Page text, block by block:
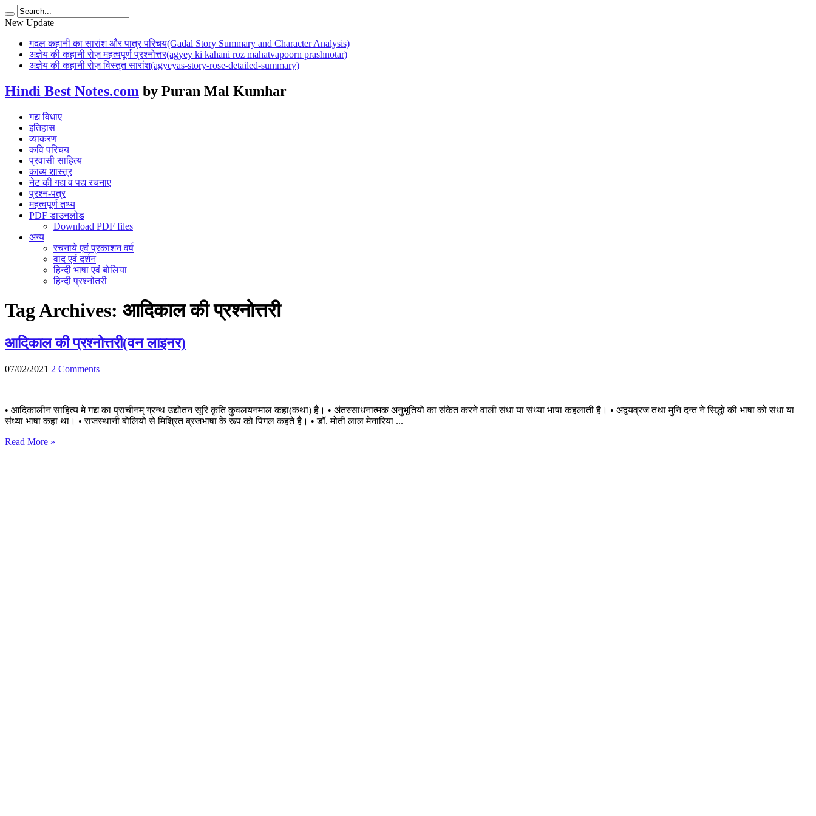
New Update
गदल कहानी का सारांश और पात्र परिचय(Gadal Story Summary and Character Analysis)
अज्ञेय की कहानी रोज़ महत्वपूर्ण प्रश्नोत्तर(agyey ki kahani roz mahatvapoorn prashnotar)
अज्ञेय की कहानी रोज़ विस्तृत सारांश(agyeyas-story-rose-detailed-summary)
Hindi Best Notes.com by Puran Mal Kumhar
गद्य विधाए
इतिहास
व्याकरण
कवि परिचय
प्रवासी साहित्य
काव्य शास्त्र
नेट की गद्य व पद्य रचनाए
प्रश्न-पत्र
महत्वपूर्ण तथ्य
PDF डाउनलोड
Download PDF files
अन्य
रचनाये एवं प्रकाशन वर्ष
वाद एवं दर्शन
हिन्दी भाषा एवं बोलिया
हिन्दी प्रश्नोतरी
Tag Archives: आदिकाल की प्रश्नोत्तरी
आदिकाल की प्रश्नोत्तरी(वन लाइनर)
07/02/2021 2 Comments
• आदिकालीन साहित्य मे गद्य का प्राचीनम् ग्रन्थ उद्योतन सूरि कृति कुवलयनमाल कहा(कथा) है। • अंतस्साधनात्मक अनुभूतियो का संकेत करने वाली संधा या संध्या भाषा कहलाती है। • अद्वयव्रज तथा मुनि दन्त ने सिद्धो की भाषा को संधा या
संध्या भाषा कहा था। • राजस्थानी बोलियो से मिश्रित ब्रजभाषा के रूप को पिंगल कहते है। • डॉ. मोती लाल मेनारिया ...
Read More »